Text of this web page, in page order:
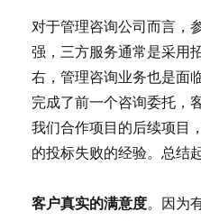
对于管理咨询公司而言，
强，三方服务通常是采用
右，管理咨询业务也是面
完成了前一个咨询委托，
我们合作项目的后续项目
的投标失败的经验。总结
客户真实的满意度。因为